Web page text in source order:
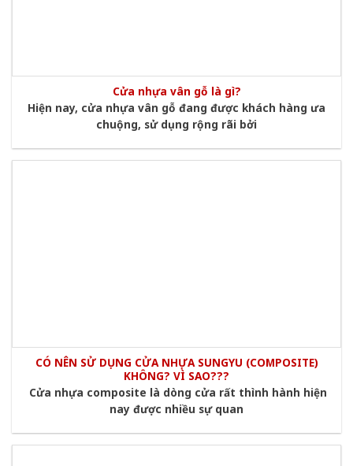
Cửa nhựa vân gỗ là gì?
Hiện nay, cửa nhựa vân gỗ đang được khách hàng ưa
chuộng, sử dụng rộng rãi bởi
CÓ NÊN SỬ DỤNG CỬA NHỰA SUNGYU (COMPOSITE)
KHÔNG? VÌ SAO???
Cửa nhựa composite là dòng cửa rất thình hành hiện
nay được nhiều sự quan